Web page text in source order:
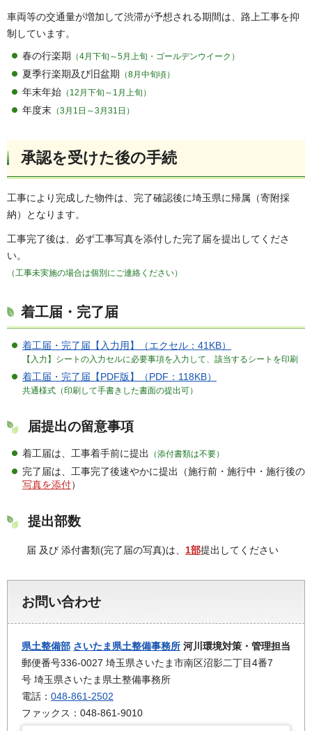
車両等の交通量が増加して渋滞が予想される期間は、路上工事を抑
制しています。
春の行楽期 （4月下旬～5月上旬・ゴールデンウイーク）
夏季行楽期及び旧盆期 （8月中旬頃）
年末年始 （12月下旬～1月上旬）
年度末 （3月1日～3月31日）
承認を受けた後の手続
工事により完成した物件は、完了確認後に埼玉県に帰属（寄附採
納）となります。
工事完了後は、必ず工事写真を添付した完了届を提出してくださ
い。
（工事未実施の場合は個別にご連絡ください）
着工届・完了届
着工届・完了届【入力用】（エクセル：41KB）
【入力】シートの入力セルに必要事項を入力して、該当するシートを印刷
着工届・完了届【PDF版】（PDF：118KB）
共通様式（印刷して手書きした書面の提出可）
届提出の留意事項
着工届は、工事着手前に提出 （添付書類は不要）
完了届は、工事完了後速やかに提出（施行前・施行中・施行後の
写真を添付）
提出部数
届 及び 添付書類(完了届の写真)は、 1部提出してください
お問い合わせ
県土整備部 さいたま県土整備事務所 河川環境対策・管理担当
郵便番号336-0027 埼玉県さいたま市南区沼影二丁目4番7
号 埼玉県さいたま県土整備事務所
電話： 048-861-2502
ファックス：048-861-9010